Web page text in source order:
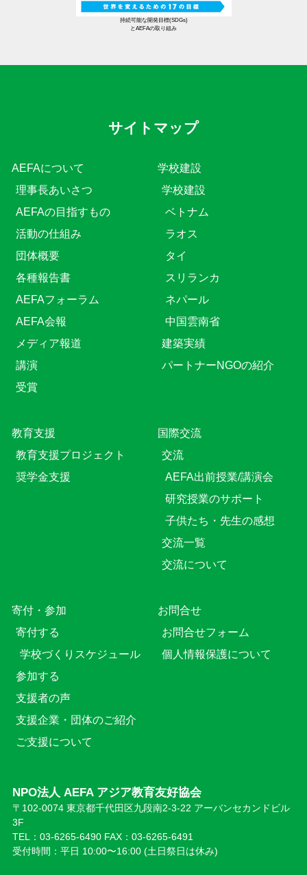
持続可能な開発目標(SDGs)
とAEFAの取り組み
サイトマップ
AEFAについて
理事長あいさつ
AEFAの目指すもの
活動の仕組み
団体概要
各種報告書
AEFAフォーラム
AEFA会報
メディア報道
講演
受賞
学校建設
学校建設
ベトナム
ラオス
タイ
スリランカ
ネパール
中国雲南省
建築実績
パートナーNGOの紹介
教育⽀援
教育⽀援プロジェクト
奨学金支援
国際交流
交流
AEFA出前授業/講演会
研究授業のサポート
子供たち・先生の感想
交流一覧
交流について
寄付・参加
寄付する
学校づくりスケジュール
参加する
支援者の声
支援企業・団体のご紹介
ご支援について
お問合せ
お問合せフォーム
個人情報保護について
NPO法人 AEFA アジア教育友好協会
〒102-0074 東京都千代田区九段南2-3-22 アーバンセカンドビル
3F
TEL：03-6265-6490 FAX：03-6265-6491
受付時間：平日 10:00〜16:00 (⼟日祭日は休み)